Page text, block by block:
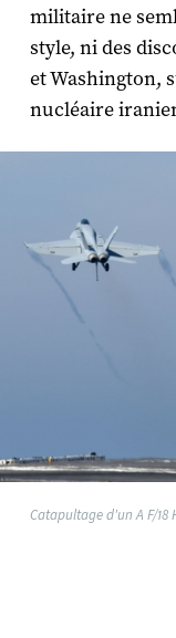
militaire ne
style, ni des
et Washington,
nucléaire
Catapultage d'un A F/18